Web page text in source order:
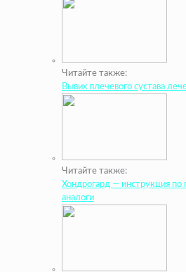
Читайте также:
Вывих плечевого сустава
Читайте также:
Хондрогард — инструкция
аналоги